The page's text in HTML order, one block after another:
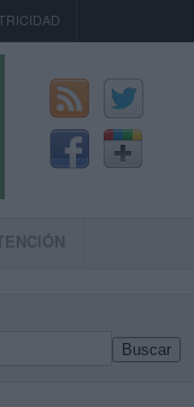
Buscar